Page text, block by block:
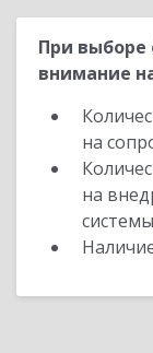
При
внимание
на
на